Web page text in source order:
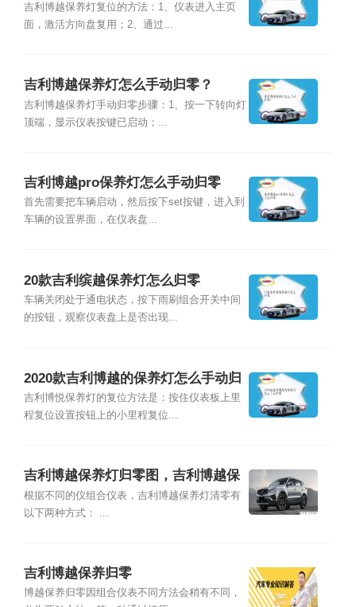
吉利博越保养灯复位的方法：1、仪表进入主页
面，激活方向盘复用；2、通过...
吉利博越保养灯怎么手动归零？
吉利博越保养灯手动归零步骤：1、按一下转向灯
顶端，显示仪表按键已启动；...
吉利博越pro保养灯怎么手动归零
首先需要把车辆启动，然后按下set按键，进入到
车辆的设置界面，在仪表盘...
20款吉利缤越保养灯怎么归零
车辆关闭处于通电状态，按下雨刷组合开关中间
的按钮，观察仪表盘上是否出现...
2020款吉利博越的保养灯怎么手动归
零
吉利博悦保养灯的复位方法是：按住仪表板上里
程复位设置按钮上的小里程复位...
吉利博越保养灯归零图，吉利博越保
养归零手工操作
根据不同的仪组合仪表，吉利博越保养灯清零有
以下两种方式： ...
吉利博越保养归零
博越保养归零因组合仪表不同方法会稍有不同，